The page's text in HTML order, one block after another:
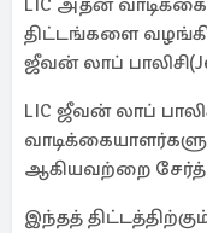
LIC அதன்
திட்டங்களை வழங்கி
ஜீவன் லாப்
LIC ஜீவன் லாப்
ஆகியவற்றை
இந்தத்